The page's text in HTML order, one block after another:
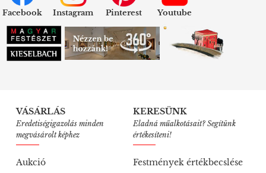
Facebook Instagram Pinterest Youtube
VÁSÁRLÁS
Eredetiségigazolás minden
megvásárolt képhez
Aukció
KERESÜNK
Eladná műalkotásait? Segítünk
értékesíteni!
Festmények értékbecslése